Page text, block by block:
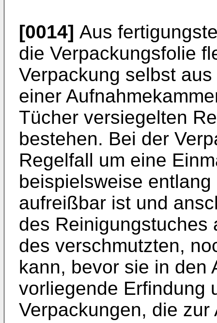
[0014] Aus
die Verpackungsfolie
Verpackung selbst
einer
Tücher versiegelten
bestehen. Bei der
Regelfall um eine
beispielsweise
aufreißbar ist und
des Reinigungstuches
des verschmutzten,
kann, bevor sie in den
vorliegende Erfindung
Verpackungen, die